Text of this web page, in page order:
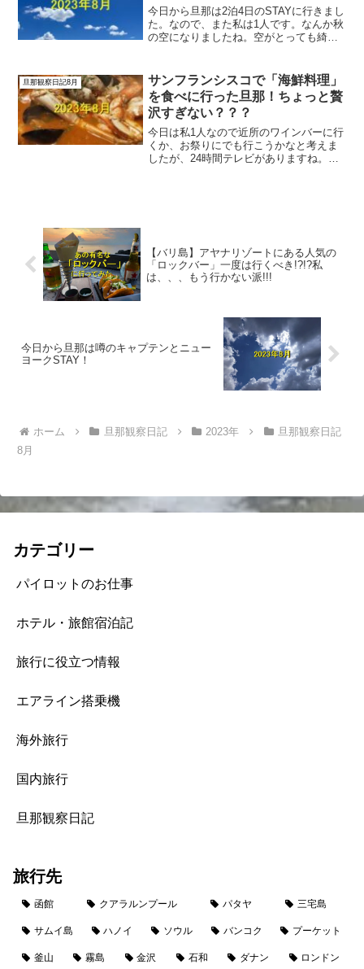
今日から旦那は2泊4日のSTAYに行きまし
た。なので、また私は1人です。なんか秋
の空になりましたね。空がとっても綺麗
で、きっと「良いなぁ」と思われる方の
方が多いと思いま...
旦那観察日記8月
サンフランシスコで「海鮮料理」
を食べに行った旦那！ちょっと贅
沢すぎない？？？
今日は私1人なので近所のワインバーに行
くか、お祭りにでも行こうかなと考えま
したが、24時間テレビがありますね。
【バリ島】アヤナリゾートにある人気の
「ロックバー」一度は行くべき!?!?私
は、、、もう行かない派!!!
今日から旦那は噂のキャプテンとニュー
ヨークSTAY！
ホーム 旦那観察日記 2023年
旦那観察日記
8月
カテゴリー
パイロットのお仕事
ホテル・旅館宿泊記
旅行に役立つ情報
エアライン搭乗機
海外旅行
国内旅行
旦那観察日記
旅行先
函館 クアラルンプール パタヤ 三宅島
サムイ島 ハノイ ソウル バンコク プーケット
釜山 霧島 金沢 石和 ダナン ロンドン